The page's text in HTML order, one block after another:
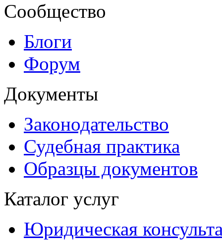
Сообщество
Блоги
Форум
Документы
Законодательство
Судебная практика
Образцы документов
Каталог услуг
Юридическая